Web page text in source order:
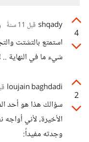
4
shqady قبل 11 سنةً
استمتع بالتشتت
شيء ما في النهاية
2
loujain baghdadi
سؤالك هذا هو أحد
الأخيرة، لأني
وجدته مفيداً: